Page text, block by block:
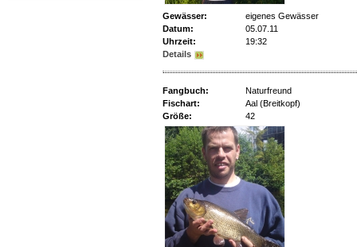
Gewässer:
eigenes Gewässer
Datum:
05.07.11
Uhrzeit:
19:32
Details
Fangbuch:
Naturfreund
Fischart:
Aal (Breitkopf)
Größe:
42